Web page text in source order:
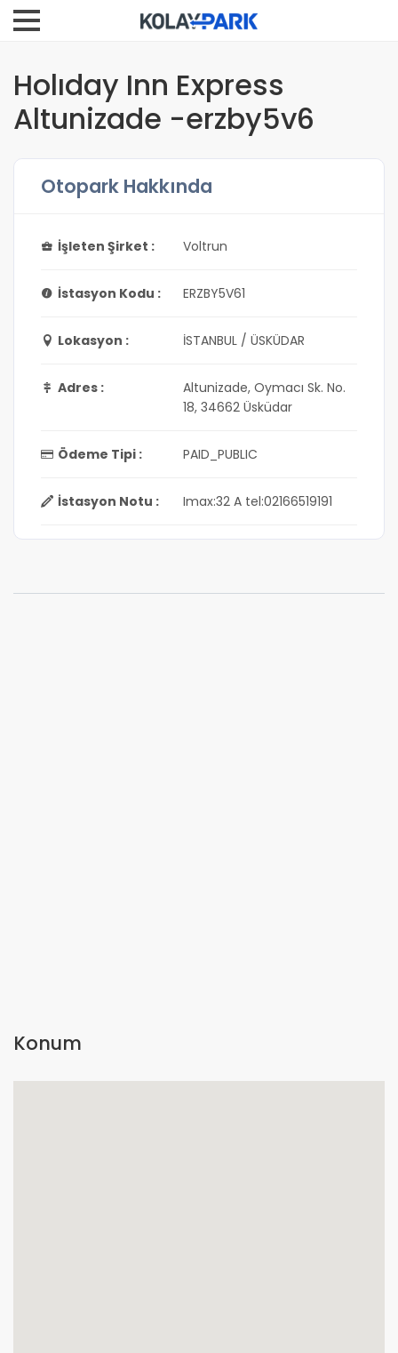
Holıday Inn Express
Altunizade -erzby5v6
Otopark Hakkında
İşleten Şirket : Voltrun
İstasyon Kodu : ERZBY5V61
Lokasyon : İSTANBUL / ÜSKÜDAR
Adres :
Altunizade, Oymacı Sk. No.
18, 34662 Üsküdar
Ödeme Tipi : PAID_PUBLIC
İstasyon Notu : Imax:32 A tel:02166519191
Konum